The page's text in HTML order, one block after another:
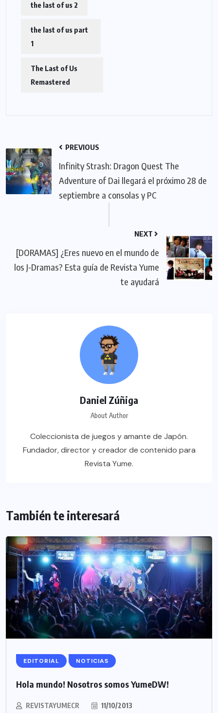
the last of us 2
the last of us part
1
The Last of Us
Remastered
PREVIOUS
Infinity Strash: Dragon Quest The
Adventure of Dai llegará el próximo 28 de
septiembre a consolas y PC
NEXT
[DORAMAS] ¿Eres nuevo en el mundo de
los J-Dramas? Esta guía de Revista Yume
te ayudará
Daniel Zúñiga
About Author
Coleccionista de juegos y amante de Japón.
Fundador, director y creador de contenido para
Revista Yume.
También te interesará
EDITORIAL NOTICIAS
Hola mundo! Nosotros somos YumeDW!
REVISTAYUMECR 11/10/2013